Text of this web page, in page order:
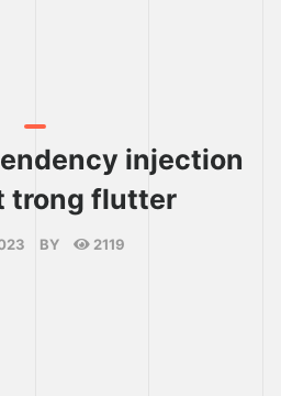
injection
trong flutter
BY 2119